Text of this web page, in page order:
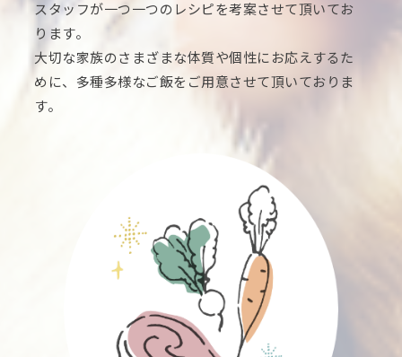
スタッフが一つ一つのレシピを考案させて頂いてお
ります。
大切な家族のさまざまな体質や個性にお応えするた
めに、多種多様なご飯をご用意させて頂いておりま
す。